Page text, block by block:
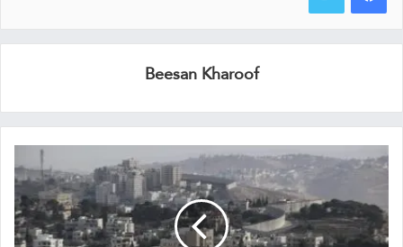
Beesan Kharoof